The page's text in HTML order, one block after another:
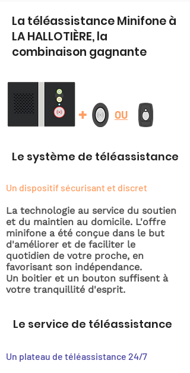
La téléassistance Minifone à
LA HALLOTIÈRE, la
combinaison gagnante
+ OU
Le système de téléassistance
Un dispositif sécurisant et discret
La technologie au service du soutien
et du maintien au domicile. L'offre
minifone a été conçue dans le but
d'améliorer et de faciliter le
quotidien de votre proche, en
favorisant son indépendance.
Un boitier et un bouton suffisent à
votre tranquillité d'esprit.
Le service de téléassistance
Un plateau de téléassistance 24/7